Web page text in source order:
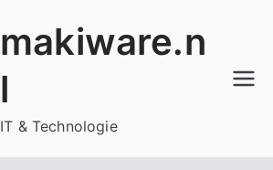
makiware.n
l
IT & Technologie